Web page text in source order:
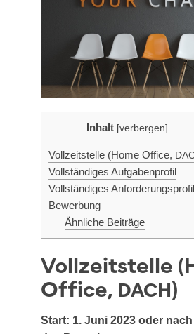
Inhalt [verbergen]
Voll­zeit­stel­le (Home Office,
Voll­stän­di­ges Aufgabenprofil
Voll­stän­di­ges Anforderungsprofil
Bewer­bung
Ähn­li­che Beiträge
Vollzeitstelle
Office, DACH )
Start: 1. Juni 2023 oder